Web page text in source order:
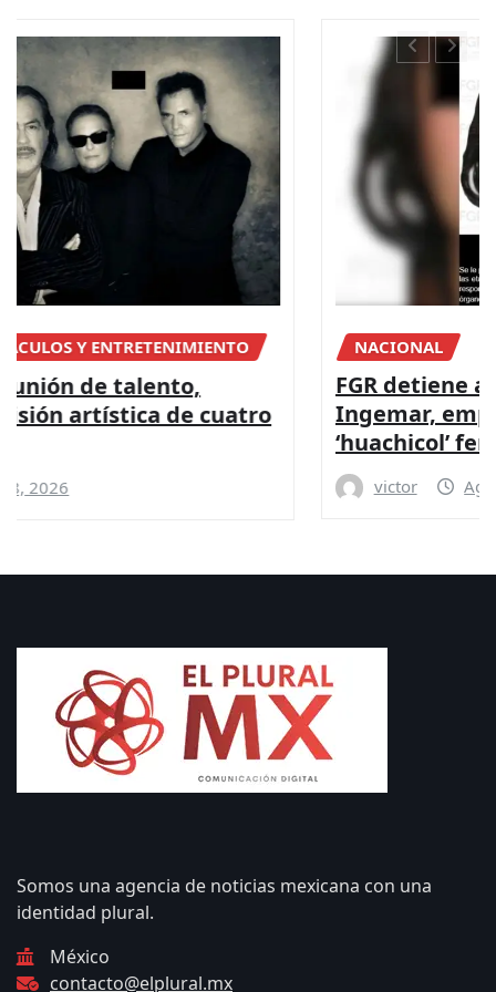
NACIONAL
FGR detiene a apoderada legal de
Ingemar, empresa vinculada a red de
‘huachicol’ ferroviario de Ernesto Ruffo
Somos una agencia de noticias mexicana con una
identidad plural.
México
contacto@elplural.mx